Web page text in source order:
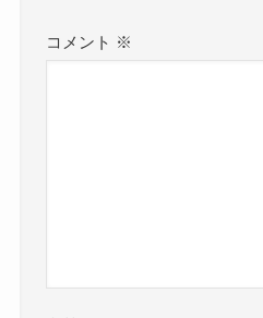
コメント ※